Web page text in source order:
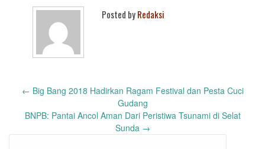
Posted byRedaksi
Post
← Big Bang 2018 Hadirkan Ragam Festival dan Pesta Cuci
Gudang
BNPB: Pantai Ancol Aman Dari Peristiwa Tsunami di Selat
Sunda →